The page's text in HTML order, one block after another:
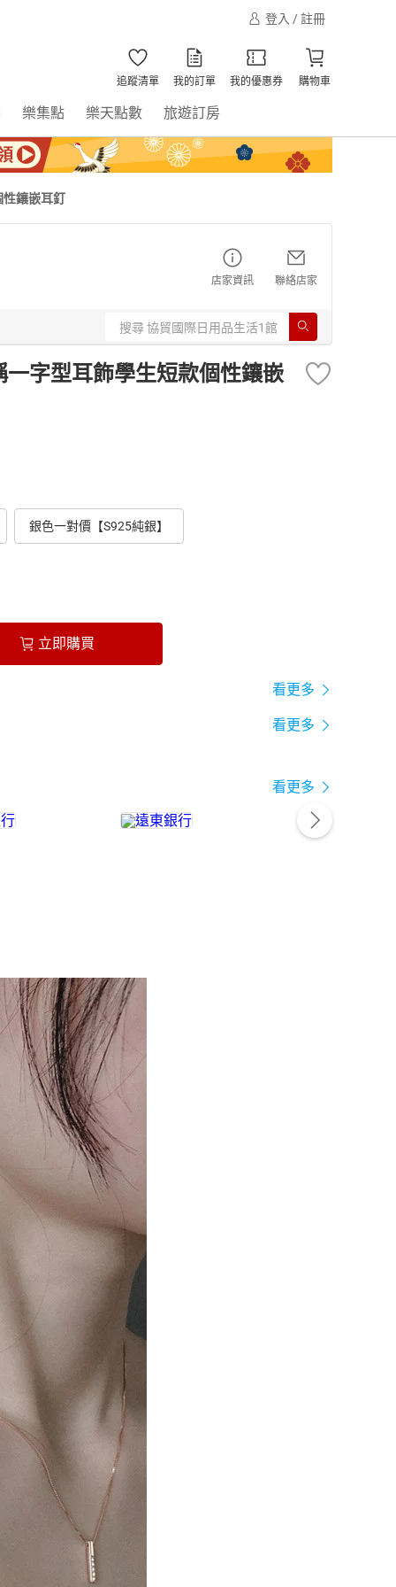
登入 / 註冊
追蹤清單 我的訂單 我的優惠券 購物車
樂集點 樂天點數 旅遊訂房
鑲嵌耳釘
店家資訊 聯絡店家
字型耳飾學生短款個性鑲嵌
銀色一對價【S925純銀】
立即購買
看更多
看更多
看更多